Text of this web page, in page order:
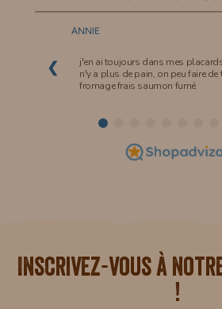
❮
ANNIE
j'en ai toujours dans mes
n'y a plus de pain, on peu faire
fromage frais saumon fumé
Inscrivez-vous à
!